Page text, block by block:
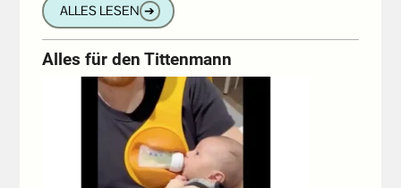
ALLES LESEN ➔
Alles für den Tittenmann